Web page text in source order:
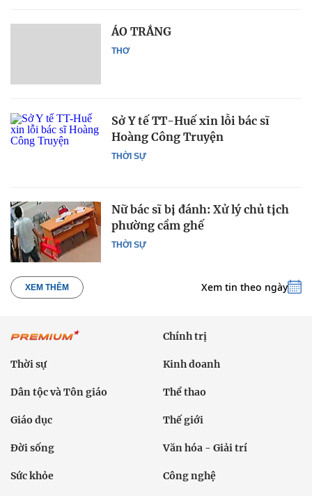
THƠ
ÁO TRẮNG
THỜI SỰ
Sở Y tế TT-Huế xin lỗi bác sĩ
Hoàng Công Truyện
THỜI SỰ
Nữ bác sĩ bị đánh: Xử lý chủ tịch
phường cầm ghế
XEM THÊM Xem tin theo ngày
Chính trị
Thời sự Kinh doanh
Dân tộc và Tôn giáo Thể thao
Giáo dục Thế giới
Đời sống Văn hóa - Giải trí
Sức khỏe Công nghệ